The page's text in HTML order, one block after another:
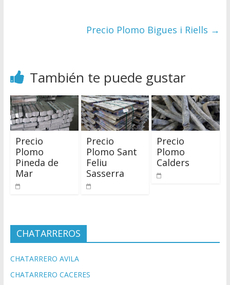
Precio Plomo Bigues i Riells →
También te puede gustar
Precio
Plomo
Pineda de
Mar
Precio
Plomo Sant
Feliu
Sasserra
Precio
Plomo
Calders
CHATARREROS
CHATARRERO AVILA
CHATARRERO CACERES